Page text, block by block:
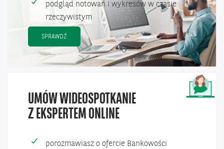
podgląd notowań i wykresów w czasie
rzeczywistym
SPRAWDŹ OBSŁUGA RACHUNKU MAKLERSKIEGO
UMÓW WIDEOSPOTKANIE
Z EKSPERTEM ONLINE
porozmawiasz o ofercie Bankowości